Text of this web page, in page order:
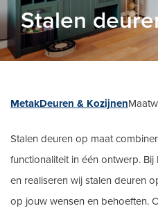
Stalen
MetakDeuren & Kozijnen
Stalen deuren op maat
functionaliteit in één ontwerp.
en realiseren wij stalen deuren
op jouw wensen en behoeften.